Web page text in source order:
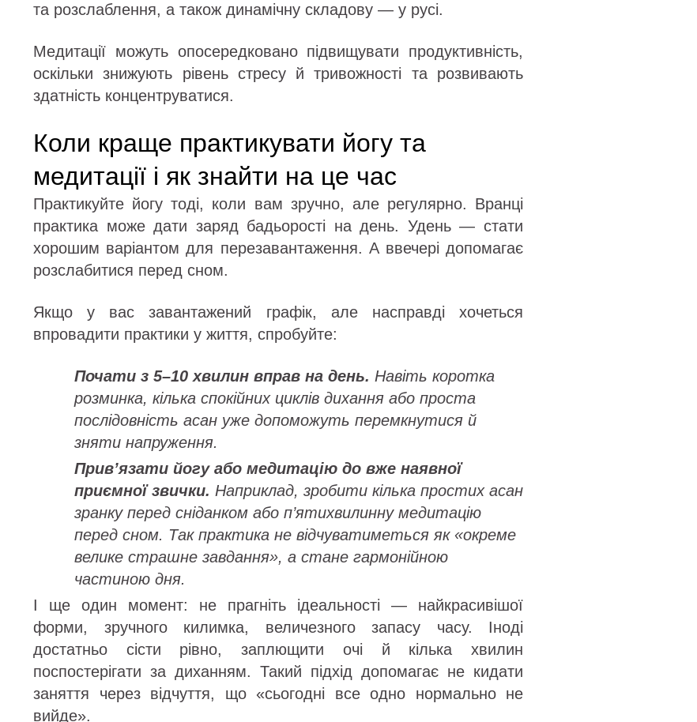
та розслаблення, а також динамічну складову — у русі.
Медитації можуть опосередковано підвищувати продуктивність,
оскільки знижують рівень стресу й тривожності та розвивають
здатність концентруватися.
Коли краще практикувати йогу та
медитації і як знайти на це час
Практикуйте йогу тоді, коли вам зручно, але регулярно. Вранці
практика може дати заряд бадьорості на день. Удень — стати
хорошим варіантом для перезавантаження. А ввечері допомагає
розслабитися перед сном.
Якщо у вас завантажений графік, але насправді хочеться
впровадити практики у життя, спробуйте:
Почати з 5–10 хвилин вправ на день. Навіть коротка
розминка, кілька спокійних циклів дихання або проста
послідовність асан уже допоможуть перемкнутися й
зняти напруження.
Прив’язати йогу або медитацію до вже наявної
приємної звички. Наприклад, зробити кілька простих асан
зранку перед сніданком або п’ятихвилинну медитацію
перед сном. Так практика не відчуватиметься як «окреме
велике страшне завдання», а стане гармонійною
частиною дня.
І ще один момент: не прагніть ідеальності — найкрасивішої
форми, зручного килимка, величезного запасу часу. Іноді
достатньо сісти рівно, заплющити очі й кілька хвилин
поспостерігати за диханням. Такий підхід допомагає не кидати
заняття через відчуття, що «сьогодні все одно нормально не
вийде».